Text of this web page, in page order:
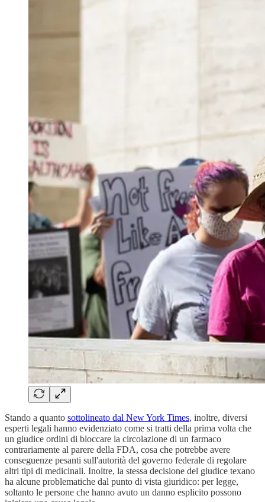
Stando a quanto sottolineato dal New York Times, inoltre, diversi
esperti legali hanno evidenziato come si tratti della prima volta che
un giudice ordini di bloccare la circolazione di un farmaco
contrariamente al parere della FDA, cosa che potrebbe avere
conseguenze pesanti sull'autorità del governo federale di regolare
altri tipi di medicinali. Inoltre, la stessa decisione del giudice texano
ha alcune problematiche dal punto di vista giuridico: per legge,
soltanto le persone che hanno avuto un danno esplicito possono